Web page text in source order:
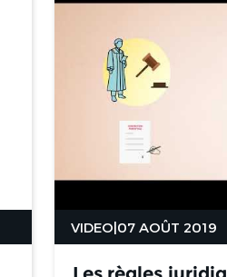
VIDEO|07 AOÛT 2019